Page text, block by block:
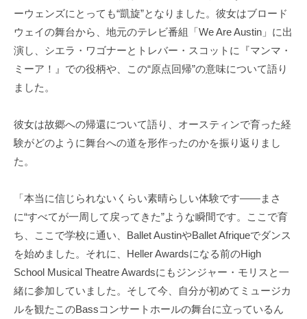
ーウェンズにとっても“凱旋”となりました。彼女はブロード
ウェイの舞台から、地元のテレビ番組「We Are Austin」に出
演し、シエラ・ワゴナーとトレバー・スコットに『マンマ・
ミーア！』での役柄や、この“原点回帰”の意味について語り
ました。
彼女は故郷への帰還について語り、オースティンで育った経
験がどのように舞台への道を形作ったのかを振り返りまし
た。
「本当に信じられないくらい素晴らしい体験です——まさ
に“すべてが一周して戻ってきた”ような瞬間です。ここで育
ち、ここで学校に通い、Ballet AustinやBallet Afriqueでダンス
を始めました。それに、Heller Awardsになる前のHigh
School Musical Theatre Awardsにもジンジャー・モリスと一
緒に参加していました。そして今、自分が初めてミュージカ
ルを観たこのBassコンサートホールの舞台に立っているん